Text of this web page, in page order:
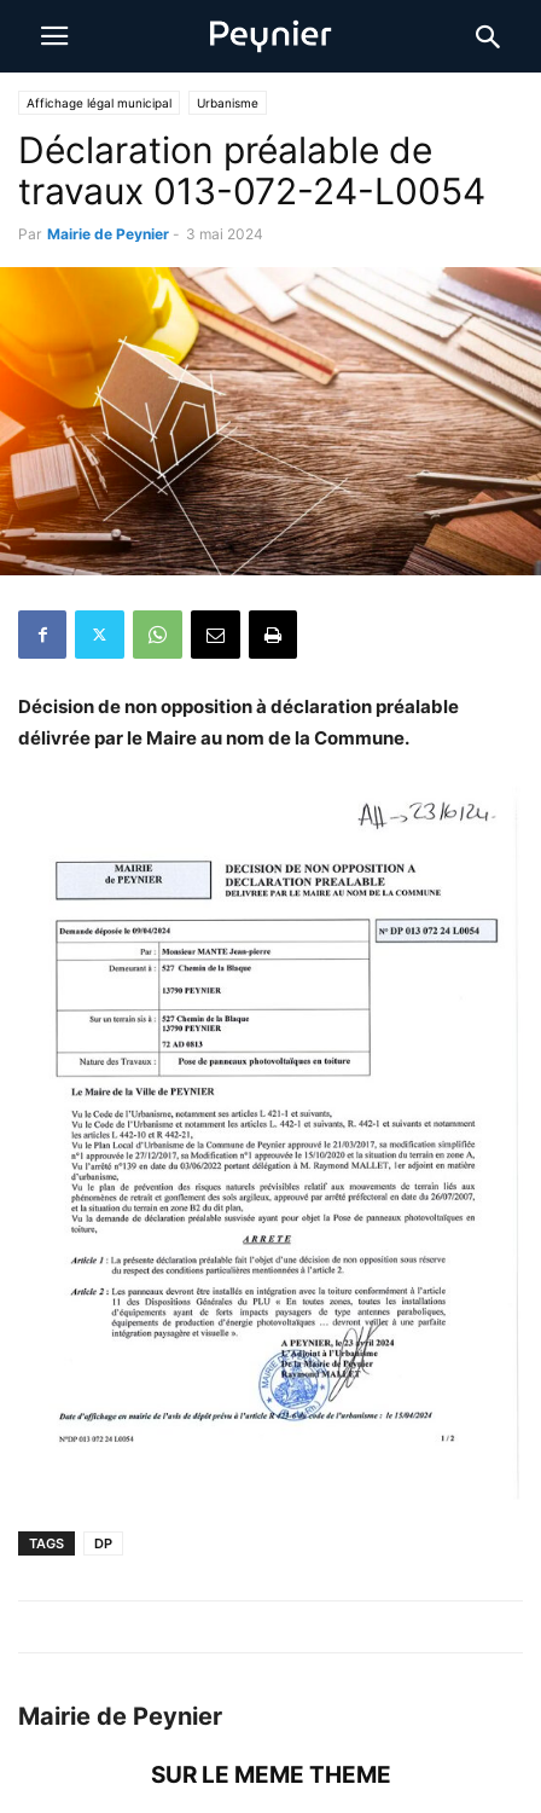
Affichage légal municipal Urbanisme
Déclaration préalable de
travaux 013-072-24-L0054
Par Mairie de Peynier - 3 mai 2024
Décision de non opposition à déclaration préalable
délivrée par le Maire au nom de la Commune.
TAGS DP
Mairie de Peynier
SUR LE MEME THEME